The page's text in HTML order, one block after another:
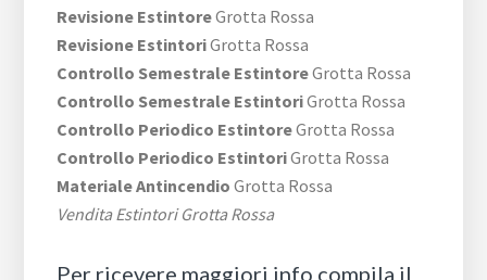
Revisione EstintoreGrotta Rossa
Revisione EstintoriGrotta Rossa
Controllo Semestrale EstintoreGrotta Rossa
Controllo Semestrale EstintoriGrotta Rossa
Controllo Periodico EstintoreGrotta Rossa
Controllo Periodico EstintoriGrotta Rossa
Materiale Antincendio Grotta Rossa
Vendita Estintori Grotta Rossa
Per ricevere maggiori info compila il